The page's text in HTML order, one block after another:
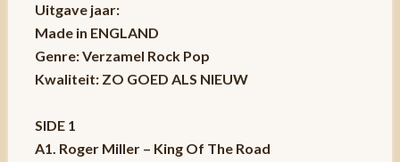
Uitgave jaar:
Made in ENGLAND
Genre: Verzamel Rock Pop
Kwaliteit: ZO GOED ALS NIEUW
SIDE 1
A1. Roger Miller – King Of The Road